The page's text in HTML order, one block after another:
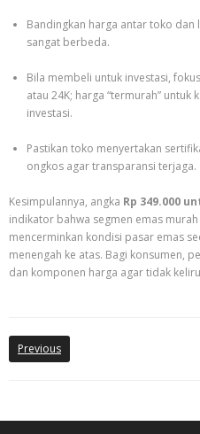
Bandingkan harga antar toko
sangat berbeda.
Bila membeli untuk investasi,
atau 24K; harga “termurah”
investasi.
Pastikan toko menyertakan
ongkos agar transparansi terjaga.
Kesimpulannya, angka Rp 349.000
indikator bahwa segmen emas
mencerminkan kondisi pasar emas
menengah ke atas. Bagi konsumen,
dan komponen harga agar tidak
Previous